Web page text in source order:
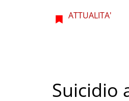
ATTUALITA'
Suicidio